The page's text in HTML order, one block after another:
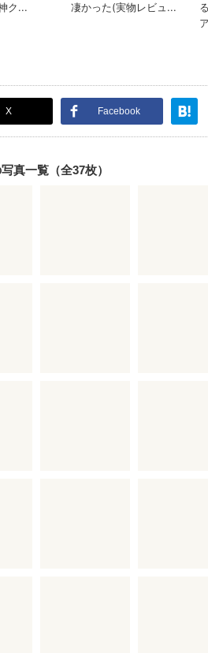
X Facebook
真一覧（全37枚）